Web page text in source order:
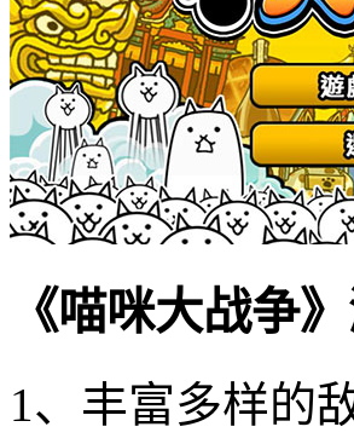
《喵咪大战争
1、丰富多样的